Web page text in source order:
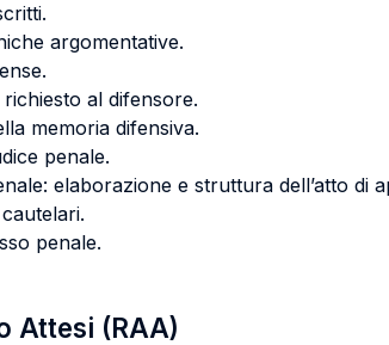
argomentative.
al difensore.
memoria difensiva.
penale.
elaborazione e struttura dell’atto di
penale.
Attesi (RAA)